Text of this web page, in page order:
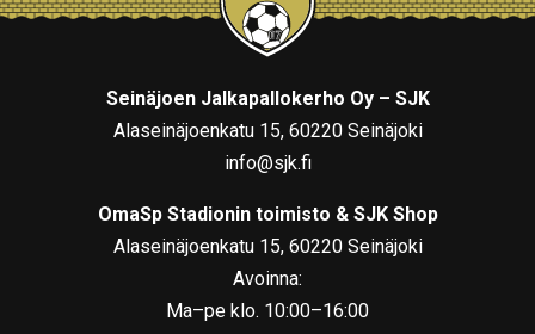
Seinäjoen Jalkapallokerho Oy – SJK
Alaseinäjoenkatu 15, 60220 Seinäjoki
info@sjk.fi
OmaSp Stadionin toimisto & SJK Shop
Alaseinäjoenkatu 15, 60220 Seinäjoki
Avoinna:
Ma–pe klo. 10:00–16:00